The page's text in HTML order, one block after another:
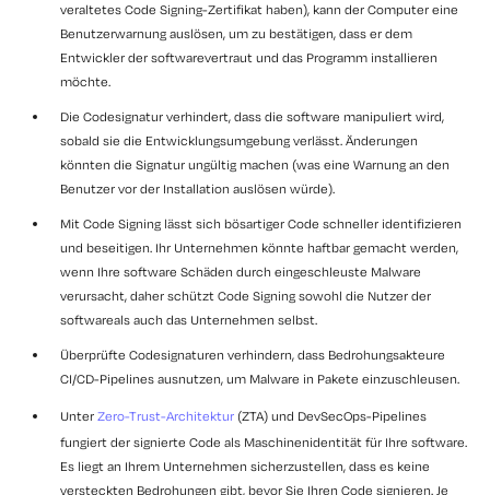
veraltetes Code Signing-Zertifikat haben), kann der Computer eine
Benutzerwarnung auslösen, um zu bestätigen, dass er dem
Entwickler der softwarevertraut und das Programm installieren
möchte.
Die Codesignatur verhindert, dass die software manipuliert wird,
sobald sie die Entwicklungsumgebung verlässt. Änderungen
könnten die Signatur ungültig machen (was eine Warnung an den
Benutzer vor der Installation auslösen würde).
Mit Code Signing lässt sich bösartiger Code schneller identifizieren
und beseitigen. Ihr Unternehmen könnte haftbar gemacht werden,
wenn Ihre software Schäden durch eingeschleuste Malware
verursacht, daher schützt Code Signing sowohl die Nutzer der
softwareals auch das Unternehmen selbst.
Überprüfte Codesignaturen verhindern, dass Bedrohungsakteure
CI/CD-Pipelines ausnutzen, um Malware in Pakete einzuschleusen.
Unter Zero-Trust-Architektur (ZTA) und DevSecOps-Pipelines
fungiert der signierte Code als Maschinenidentität für Ihre software.
Es liegt an Ihrem Unternehmen sicherzustellen, dass es keine
versteckten Bedrohungen gibt, bevor Sie Ihren Code signieren. Je